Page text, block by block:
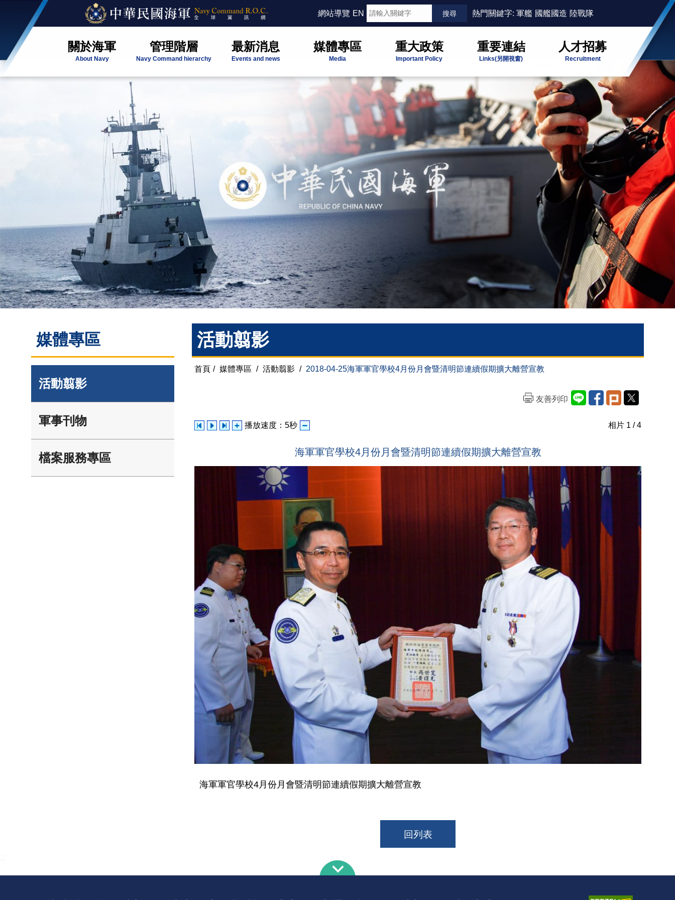
網站導覽 EN 熱門關鍵字: 軍艦 國艦國造 陸戰隊
關於海軍
About Navy
管理階層
Navy Command hierarchy
最新消息
Events and news
媒體專區
Media
重大政策
Important Policy
重要連結
Links(另開視窗)
人才招募
Recruitment
媒體專區
活動翦影
軍事刊物
檔案服務專區
活動翦影
首頁 / 媒體專區 / 活動翦影 / 2018-04-25海軍軍官學校4月份月會暨清明節連續假期擴大離營宣教
友善列印
播放速度： 5秒 相片 1 / 4
海軍軍官學校4月份月會暨清明節連續假期擴大離營宣教
海軍軍官學校4月份月會暨清明節連續假期擴大離營宣教
回列表